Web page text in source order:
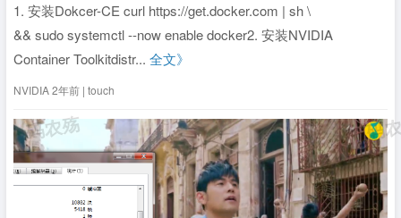
1. 安装Dokcer-CE curl https://get.docker.com | sh \
&& sudo systemctl --now enable docker2. 安装NVIDIA
Container Toolkitdistr...全文》
NVIDIA2年前 | touch